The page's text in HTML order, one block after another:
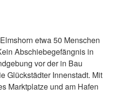
etwa 50 Menschen
Abschiebegefängnis in
vor der in Bau
Glückstädter Innenstadt. Mit
Marktplatze und am Hafen